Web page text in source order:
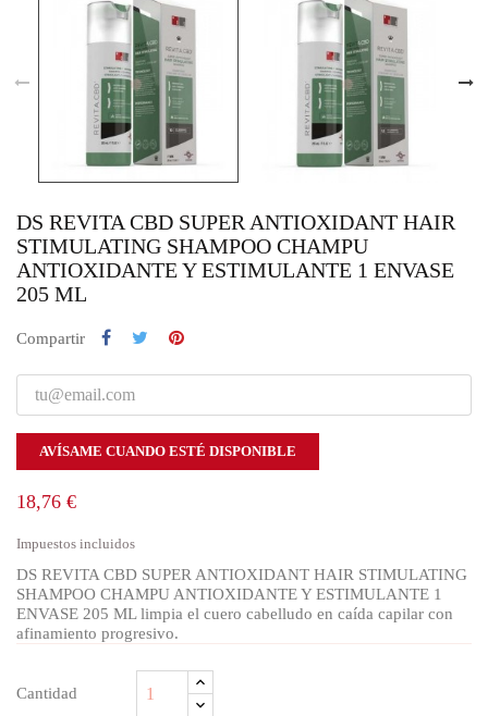
DS REVITA CBD SUPER ANTIOXIDANT HAIR
STIMULATING SHAMPOO CHAMPU
ANTIOXIDANTE Y ESTIMULANTE 1 ENVASE
205 ML
Compartir
AVÍSAME CUANDO ESTÉ DISPONIBLE
18,76 €
Impuestos incluidos
DS REVITA CBD SUPER ANTIOXIDANT HAIR STIMULATING
SHAMPOO CHAMPU ANTIOXIDANTE Y ESTIMULANTE 1
ENVASE 205 ML limpia el cuero cabelludo en caída capilar con
afinamiento progresivo.
Cantidad